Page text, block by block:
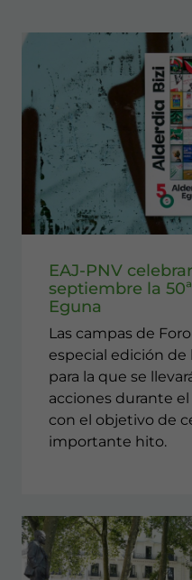
EAJ-PNV
septiembre la
Eguna
Las campas de
especial edición de
para la que se
acciones durante
con el objetivo de
importante hito.